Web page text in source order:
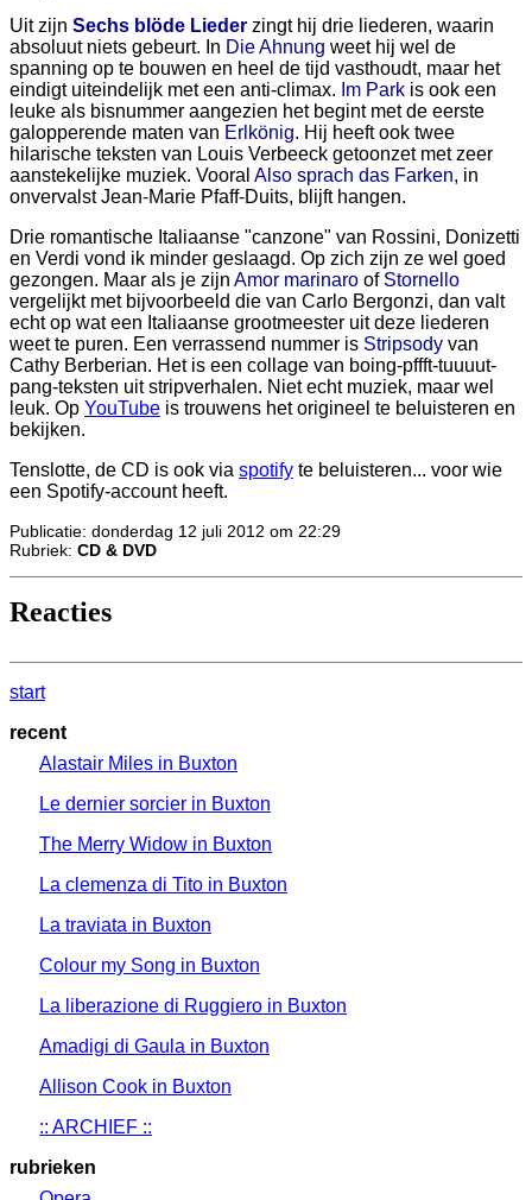
Uit zijn Sechs blöde Lieder zingt hij drie liederen, waarin
absoluut niets gebeurt. In Die Ahnung weet hij wel de
spanning op te bouwen en heel de tijd vasthoudt, maar het
eindigt uiteindelijk met een anti-climax. Im Park is ook een
leuke als bisnummer aangezien het begint met de eerste
galopperende maten van Erlkönig. Hij heeft ook twee
hilarische teksten van Louis Verbeeck getoonzet met zeer
aanstekelijke muziek. Vooral Also sprach das Farken, in
onvervalst Jean-Marie Pfaff-Duits, blijft hangen.
Drie romantische Italiaanse "canzone" van Rossini, Donizetti
en Verdi vond ik minder geslaagd. Op zich zijn ze wel goed
gezongen. Maar als je zijn Amor marinaro of Stornello
vergelijkt met bijvoorbeeld die van Carlo Bergonzi, dan valt
echt op wat een Italiaanse grootmeester uit deze liederen
weet te puren. Een verrassend nummer is Stripsody van
Cathy Berberian. Het is een collage van boing-pffft-tuuuut-
pang-teksten uit stripverhalen. Niet echt muziek, maar wel
leuk. Op YouTube is trouwens het origineel te beluisteren en
bekijken.
Tenslotte, de CD is ook via spotify te beluisteren... voor wie
een Spotify-account heeft.
Publicatie: donderdag 12 juli 2012 om 22:29
Rubriek: CD & DVD
Reacties
start
recent
Alastair Miles in Buxton
Le dernier sorcier in Buxton
The Merry Widow in Buxton
La clemenza di Tito in Buxton
La traviata in Buxton
Colour my Song in Buxton
La liberazione di Ruggiero in Buxton
Amadigi di Gaula in Buxton
Allison Cook in Buxton
:: ARCHIEF ::
rubrieken